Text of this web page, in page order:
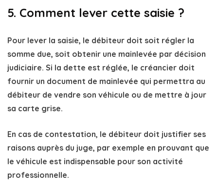
5. Comment lever cette saisie ?
Pour lever la saisie, le débiteur doit soit régler la
somme due, soit obtenir une mainlevée par décision
judiciaire. Si la dette est réglée, le créancier doit
fournir un document de mainlevée qui permettra au
débiteur de vendre son véhicule ou de mettre à jour
sa carte grise.
En cas de contestation, le débiteur doit justifier ses
raisons auprès du juge, par exemple en prouvant que
le véhicule est indispensable pour son activité
professionnelle.